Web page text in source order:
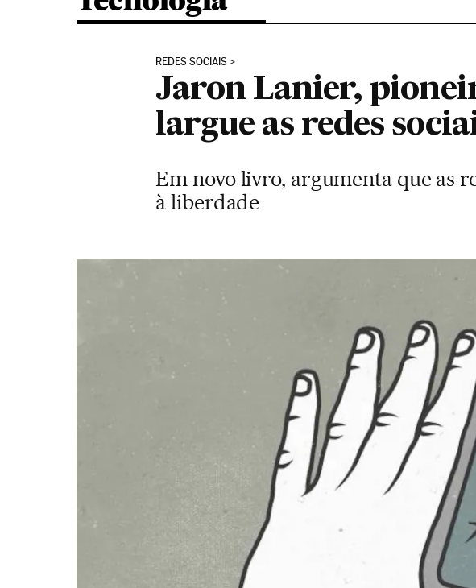
REDES SOCIAIS
Jaron Lanier,
largue as redes
Em novo livro, argumenta que as
à liberdade